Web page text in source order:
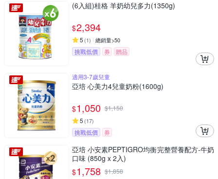
(6入組)桂格 羊奶幼兒多力(1350g)
$2,394
5 (1) 總銷量>50
挑戰低價 券 贈品
適用3-7歲兒童
亞培 心美力4兒童奶粉(1600g)
$1,050 $1,150
5 (17)
挑戰低價 券
亞培 小安素PEPTIGRO均衡完整營養配方-牛奶
口味 (850g x 2入)
$1,758 $1,858